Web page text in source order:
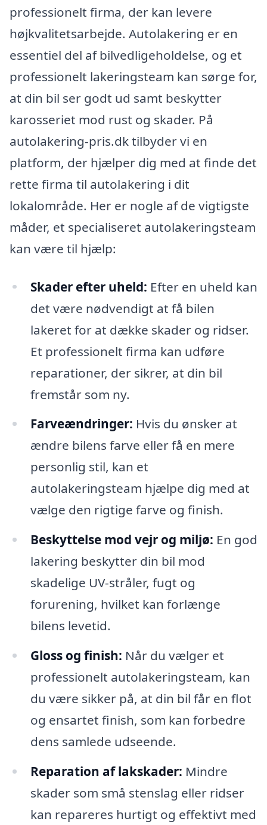
professionelt firma, der kan levere
højkvalitetsarbejde. Autolakering er en
essentiel del af bilvedligeholdelse, og et
professionelt lakeringsteam kan sørge for,
at din bil ser godt ud samt beskytter
karosseriet mod rust og skader. På
autolakering-pris.dk tilbyder vi en
platform, der hjælper dig med at finde det
rette firma til autolakering i dit
lokalområde. Her er nogle af de vigtigste
måder, et specialiseret autolakeringsteam
kan være til hjælp:
Skader efter uheld: Efter en uheld kan
det være nødvendigt at få bilen
lakeret for at dække skader og ridser.
Et professionelt firma kan udføre
reparationer, der sikrer, at din bil
fremstår som ny.
Farveændringer: Hvis du ønsker at
ændre bilens farve eller få en mere
personlig stil, kan et
autolakeringsteam hjælpe dig med at
vælge den rigtige farve og finish.
Beskyttelse mod vejr og miljø: En god
lakering beskytter din bil mod
skadelige UV-stråler, fugt og
forurening, hvilket kan forlænge
bilens levetid.
Gloss og finish: Når du vælger et
professionelt autolakeringsteam, kan
du være sikker på, at din bil får en flot
og ensartet finish, som kan forbedre
dens samlede udseende.
Reparation af lakskader: Mindre
skader som små stenslag eller ridser
kan repareres hurtigt og effektivt med